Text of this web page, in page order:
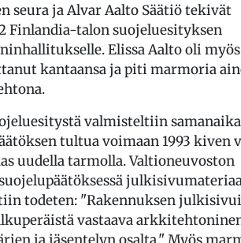
seura ja Alvar Aalto Säätiö tekivät
Finlandia-talon suojeluesityksen
Elissa Aalto oli myös
kantaansa ja piti marmoria
valmisteltiin
tultua voimaan 1993 kiven
uudella tarmolla. Valtioneuvoston
todeten: "Rakennuksen
vastaava
ja jäsentelyn osalta." Myös